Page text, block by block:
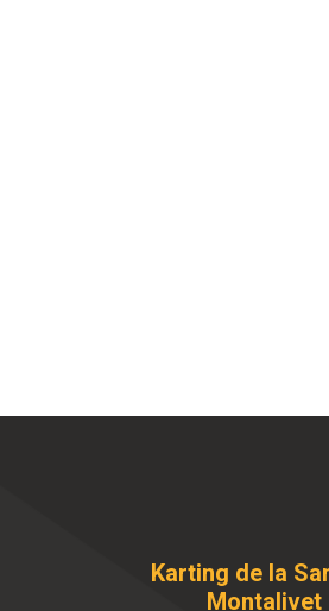
Karting de la
Montalivet